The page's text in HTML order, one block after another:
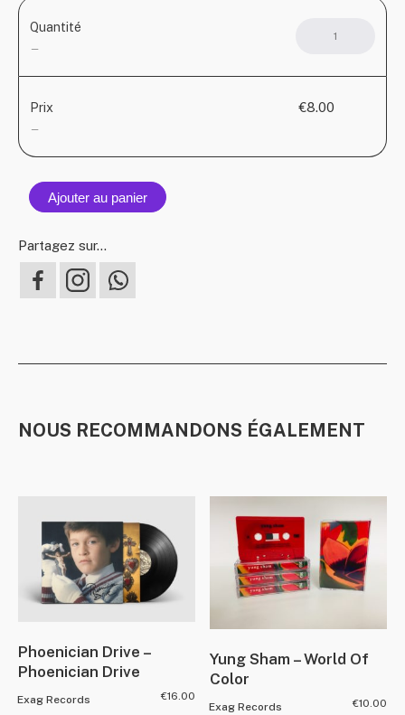
Quantité
—
–
Prix
—
€8.00
Ajouter au panier
Partagez sur...
NOUS RECOMMANDONS ÉGALEMENT
Phoenician Drive –
Phoenician Drive
Exag Records €16.00
Yung Sham – World Of
Color
Exag Records €10.00